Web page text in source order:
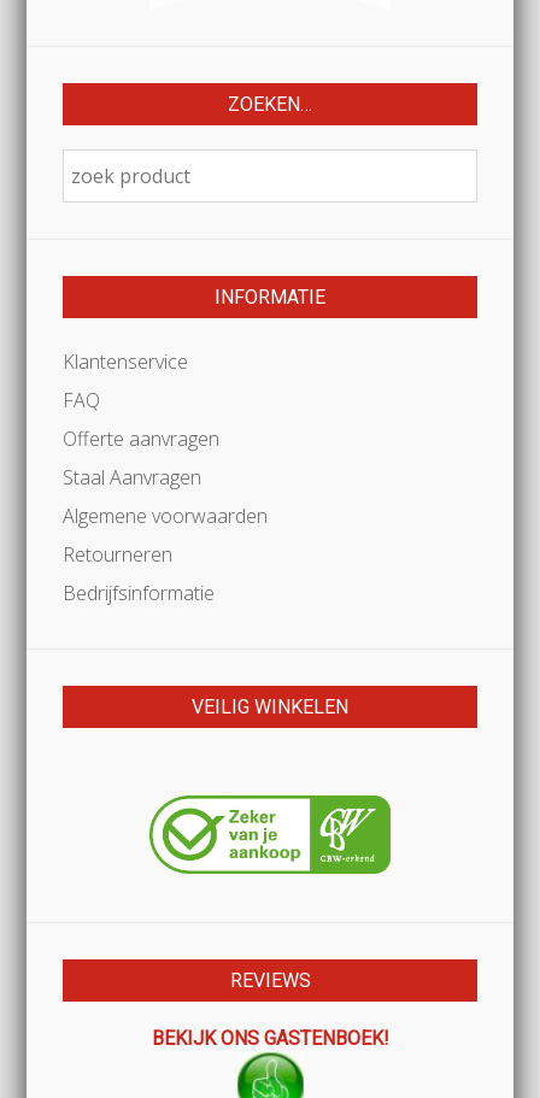
ZOEKEN…
INFORMATIE
Klantenservice
FAQ
Offerte aanvragen
Staal Aanvragen
Algemene voorwaarden
Retourneren
Bedrijfsinformatie
VEILIG WINKELEN
REVIEWS
BEKIJK ONS GASTENBOEK!